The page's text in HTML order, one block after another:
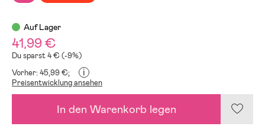
Auf Lager
41,99 €
Du sparst 4 € (-9%)
Vorher: 45,99 €;
i
Preisentwicklung ansehen
In den Warenkorb legen